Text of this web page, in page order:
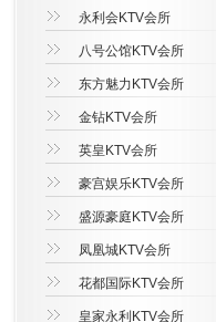
永利会KTV会所
八号公馆KTV会所
东方魅力KTV会所
金钻KTV会所
英皇KTV会所
豪宫娱乐KTV会所
盛源豪庭KTV会所
凤凰城KTV会所
花都国际KTV会所
皇家永利KTV会所